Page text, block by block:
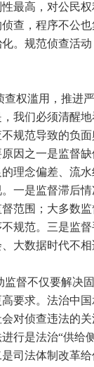
最高，对公民
查，程序不公
。规范侦查活
滥用，推进严
我们必须清醒
规范导致的负
因之一是监督
理念偏差、流
一是监督滞后
范围；大多数
规范。三是监
大数据时代不相
不仅要解决固
要求。法治中
对侦查违法的
行是法治“供给
司法体制改革